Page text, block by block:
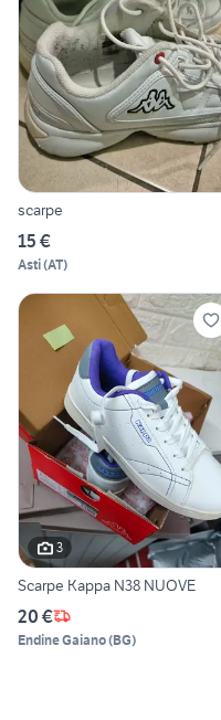
scarpe
15 €
Asti(AT)
3
Scarpe Kappa N38 NUOVE
20 €
Endine Gaiano(BG)